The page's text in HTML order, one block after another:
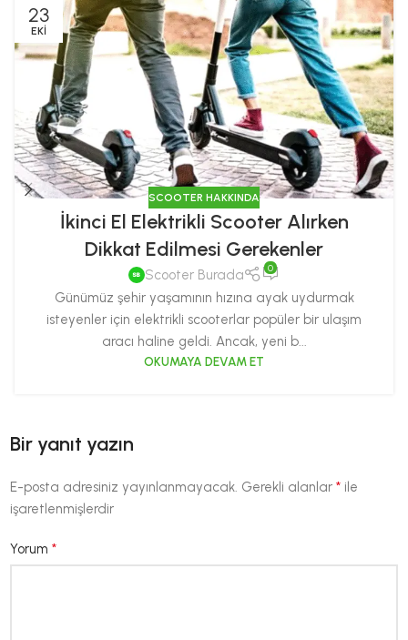
23
EKI
SCOOTER HAKKINDA
İkinci El Elektrikli Scooter Alırken
Dikkat Edilmesi Gerekenler
Scooter Burada 0
Günümüz şehir yaşamının hızına ayak uydurmak
isteyenler için elektrikli scooterlar popüler bir ulaşım
aracı haline geldi. Ancak, yeni b...
OKUMAYA DEVAM ET
Bir yanıt yazın
E-posta adresiniz yayınlanmayacak. Gerekli alanlar* ile
işaretlenmişlerdir
Yorum*